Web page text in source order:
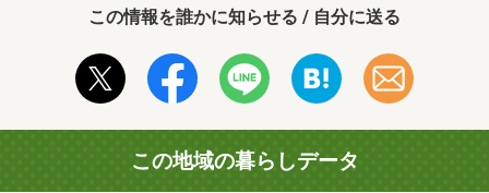
この情報を誰かに知らせる / 自分に送る
この地域の暮らしデータ